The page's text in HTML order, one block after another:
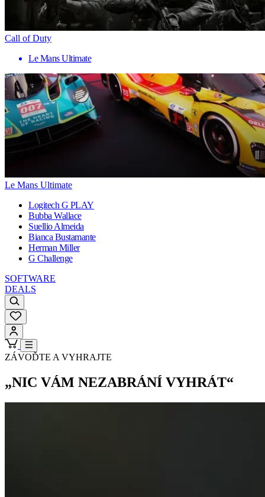
Call of Duty
Le Mans Ultimate
Le Mans Ultimate
Logitech G PLAY
Bubba Wallace
Suellio Almeida
Bianca Bustamante
Herman Miller
G Challenge
SOFTWARE
DEALS
ZÁVOĎTE A VYHRAJTE
„NIC VÁM NEZABRÁNÍ VYHRÁT“